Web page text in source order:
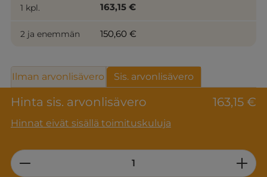
Hinta sis. arvonlisävero 163,15 €
Hinnat eivät sisällä toimituskuluja
1 kpl. 163,15 €
2 ja enemmän 150,60 €
Ilman arvonlisävero Sis. arvonlisävero
Product Quantity: Enter the desired